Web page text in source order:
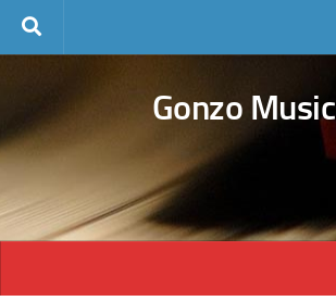
Skip to content
Gonzo Music